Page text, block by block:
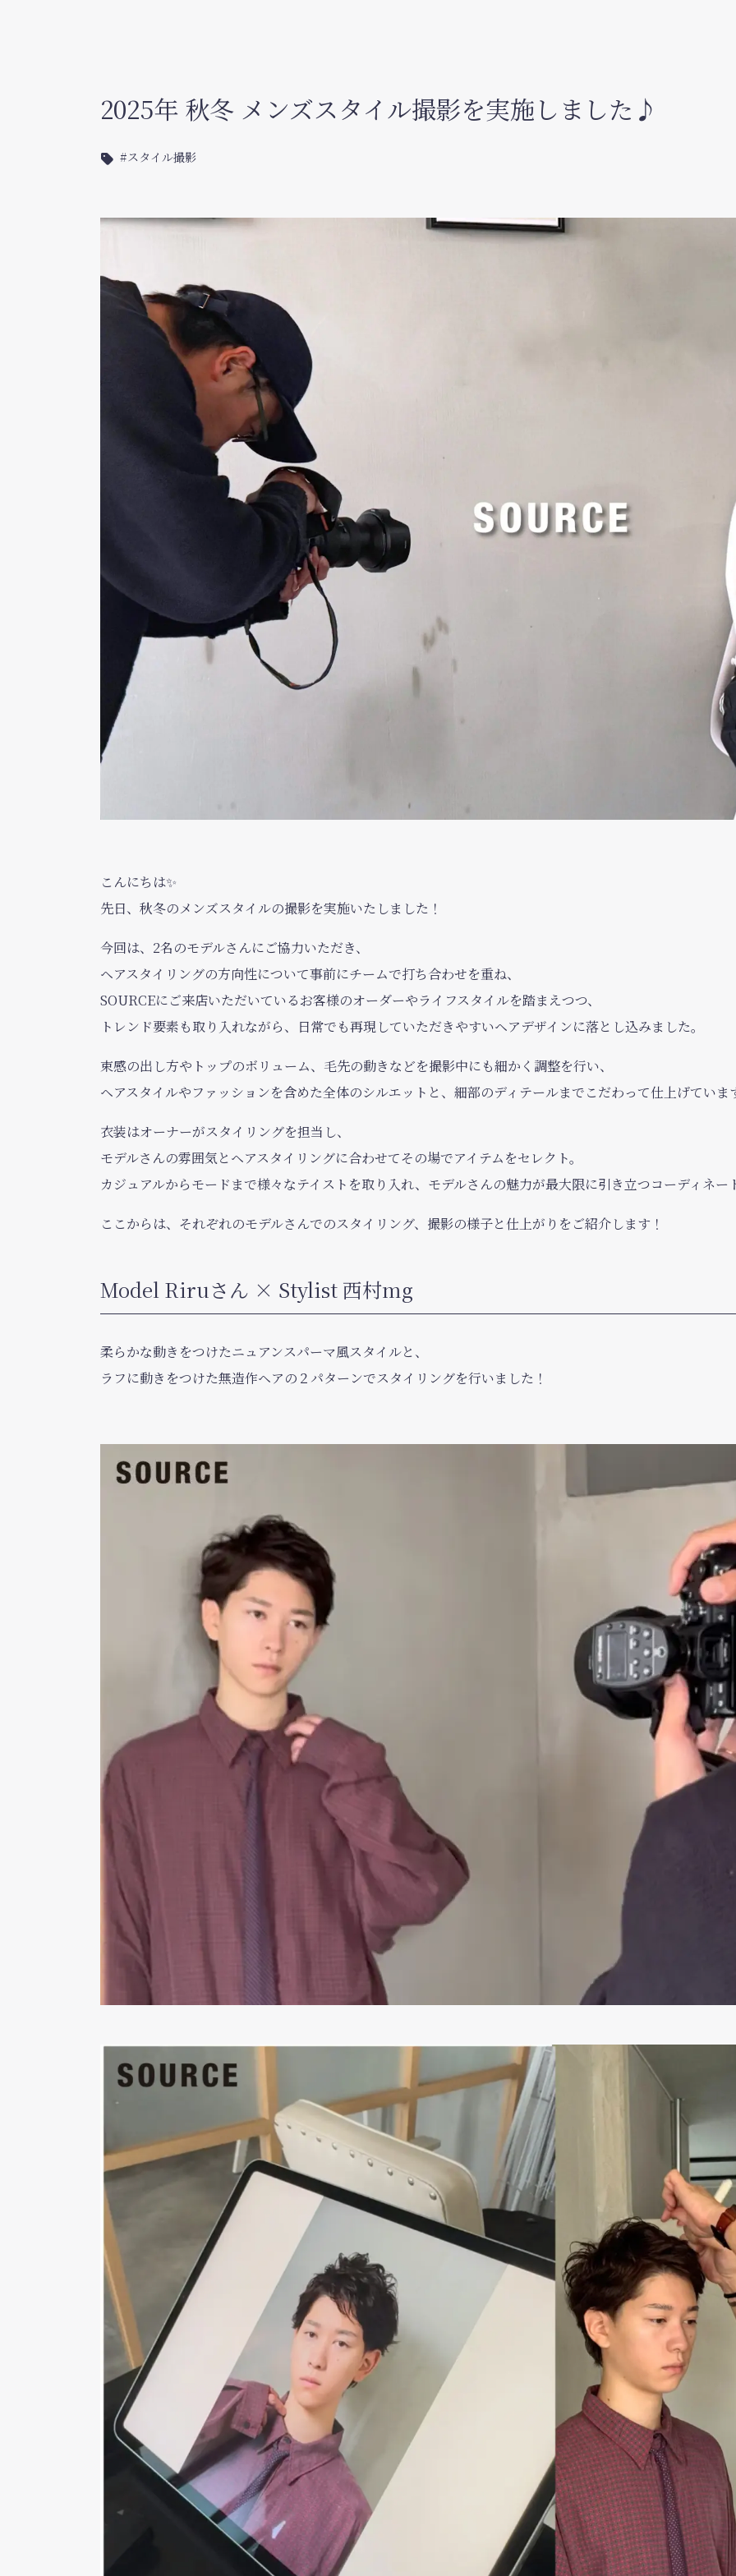
2025年 秋冬 メンズスタイル撮影を実施しました♪
スタイル撮影
こんにちは✨
先日、秋冬のメンズスタイルの撮影を実施いたしました！
今回は、2名のモデルさんにご協力いただき、
ヘアスタイリングの方向性について事前にチームで打ち合わせを重ね、
SOURCEにご来店いただいているお客様のオーダーやライフスタイルを踏まえつつ、
トレンド要素も取り入れながら、日常でも再現していただきやすいヘアデザインに落とし込みました。
束感の出し方やトップのボリューム、毛先の動きなどを撮影中にも細かく調整を行い、
ヘアスタイルやファッションを含めた全体のシルエットと、細部のディテールまでこだわって仕上げていま
衣装はオーナーがスタイリングを担当し、
モデルさんの雰囲気とヘアスタイリングに合わせてその場でアイテムをセレクト。
カジュアルからモードまで様々なテイストを取り入れ、モデルさんの魅力が最大限に引き立つコーディネー
ここからは、それぞれのモデルさんでのスタイリング、撮影の様子と仕上がりをご紹介します！
Model Riruさん × Stylist 西村mg
柔らかな動きをつけたニュアンスパーマ風スタイルと、
ラフに動きをつけた無造作ヘアの２パターンでスタイリングを行いました！